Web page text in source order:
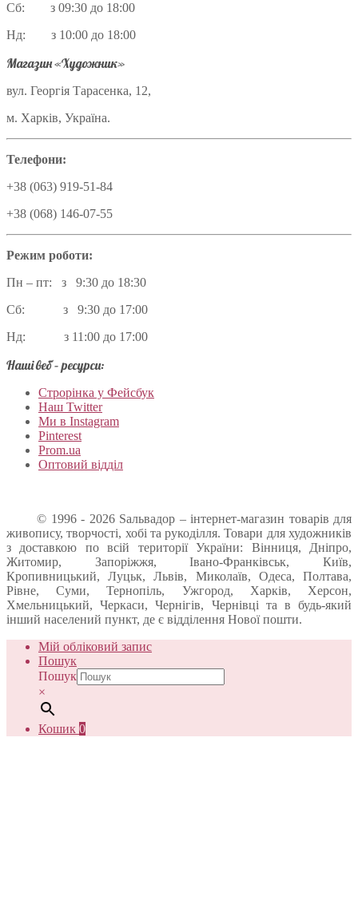
Сб: з 09:30 до 18:00
Нд: з 10:00 до 18:00
Магазин «Художник»
вул. Георгія Тарасенка, 12,
м. Харків, Україна.
Телефони:
+38 (063) 919-51-84
+38 (068) 146-07-55
Режим роботи:
Пн – пт: з 9:30 до 18:30
Сб: з 9:30 до 17:00
Нд: з 11:00 до 17:00
Наші веб – ресурси:
Строрінка у Фейсбук
Наш Twitter
Ми в Instagram
Pinterest
Prom.ua
Оптовий відділ
© 1996 - 2026 Sальвадор – інтернет-магазин товарів для
живопису, творчості, хобі та рукоділля. Товари для художників
з доставкою по всій території України: Вінниця, Дніпро,
Житомир, Запоріжжя, Івано-Франківськ, Київ,
Кропивницький, Луцьк, Львів, Миколаїв, Одеса, Полтава,
Рівне, Суми, Тернопіль, Ужгород, Харків, Херсон,
Хмельницький, Черкаси, Чернігів, Чернівці та в будь-який
інший населений пункт, де є відділення Нової пошти.
Мій обліковий запис
Пошук
Пошук
×
Кошик 0